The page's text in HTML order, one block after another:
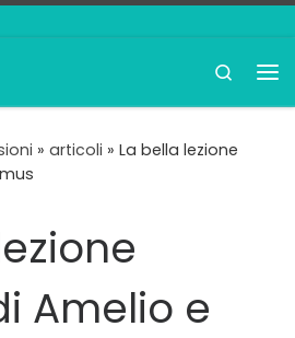
Search
» articoli » La bella lezione
Amelio e